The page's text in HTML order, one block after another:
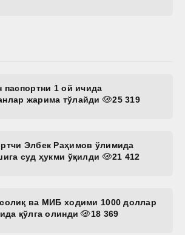
паспортни 1 ой ичида
жарима тўлайди
25 319
Элбек Раҳимов ўлимида
суд ҳукми ўқилди
21 412
ва МИБ ходими 1000 доллар
қўлга олинди
18 369